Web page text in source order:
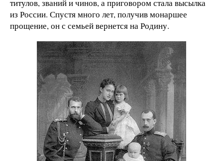
титулов, званий и чинов, а приговором стала высылка
из России. Спустя много лет, получив монаршее
прощение, он с семьей вернется на Родину.